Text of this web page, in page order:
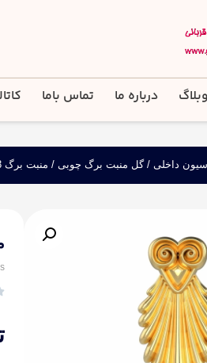
وبلاگ درباره ما تماس باما
داخلی /گل منبت برگ چوبی / منبت برگ 2643